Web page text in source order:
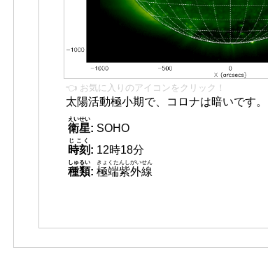
👈 お気に入りのアイコンをクリック！
太陽活動極小期で、コロナは暗いです。
衛星
えいせい
: SOHO
時刻
じこく
: 12時18分
種類
しゅるい
: 極端紫外線
きょくたんしがいせん